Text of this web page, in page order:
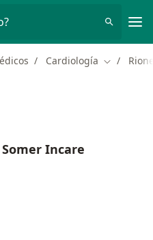
Cardiología Cambiar
Incare